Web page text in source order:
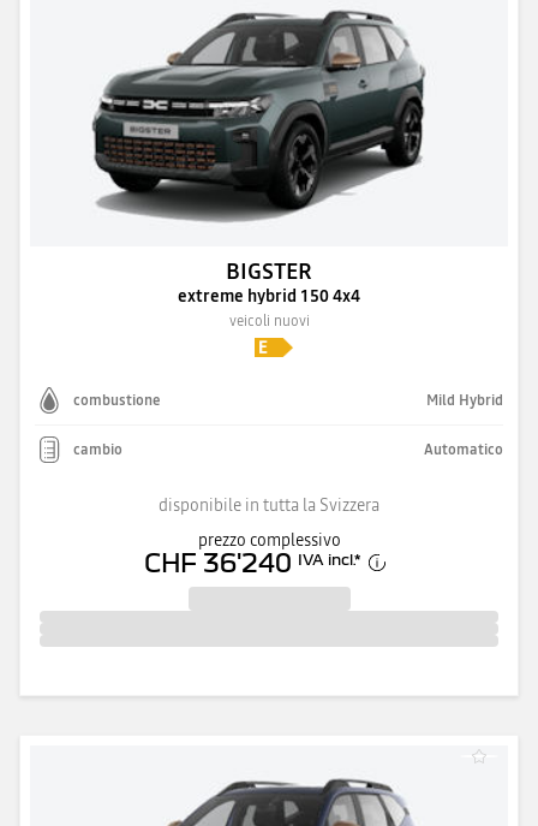
BIGSTER
extreme hybrid 150 4x4
veicoli nuovi
combustione Mild Hybrid
cambio Automatico
disponibile in tutta la Svizzera
prezzo complessivo
CHF 36'240 IVA incl.*